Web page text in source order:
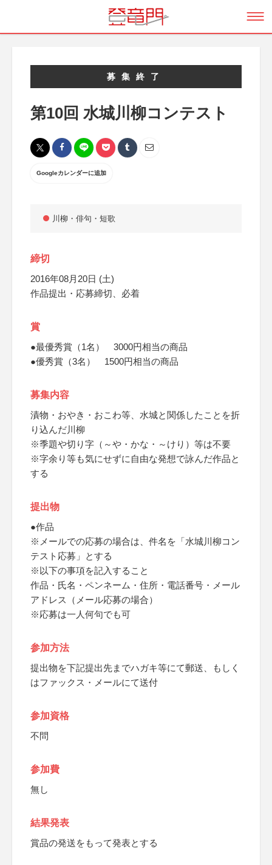
募集終了
第10回 水城川柳コンテスト
Googleカレンダーに追加
川柳・俳句・短歌
締切
2016年08月20日 (土)
作品提出・応募締切、必着
賞
●最優秀賞（1名） 3000円相当の商品
●優秀賞（3名） 1500円相当の商品
募集内容
漬物・おやき・おこわ等、水城と関係したことを折
り込んだ川柳
※季題や切り字（～や・かな・～けり）等は不要
※字余り等も気にせずに自由な発想で詠んだ作品と
する
提出物
●作品
※メールでの応募の場合は、件名を「水城川柳コン
テスト応募」とする
※以下の事項を記入すること
作品・氏名・ペンネーム・住所・電話番号・メール
アドレス（メール応募の場合）
※応募は一人何句でも可
参加方法
提出物を下記提出先までハガキ等にて郵送、もしく
はファックス・メールにて送付
参加資格
不問
参加費
無し
結果発表
賞品の発送をもって発表とする